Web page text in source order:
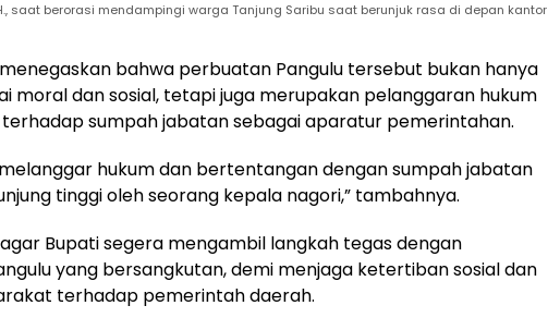
saat berorasi mendampingi warga Tanjung Saribu saat berunjuk rasa di depan kantor
bahwa perbuatan Pangulu tersebut bukan hanya
moral dan sosial, tetapi juga merupakan pelanggaran hukum
sumpah jabatan sebagai aparatur pemerintahan.
hukum dan bertentangan dengan sumpah jabatan
tinggi oleh seorang kepala nagori,” tambahnya.
Bupati segera mengambil langkah tegas dengan
yang bersangkutan, demi menjaga ketertiban sosial dan
terhadap pemerintah daerah.